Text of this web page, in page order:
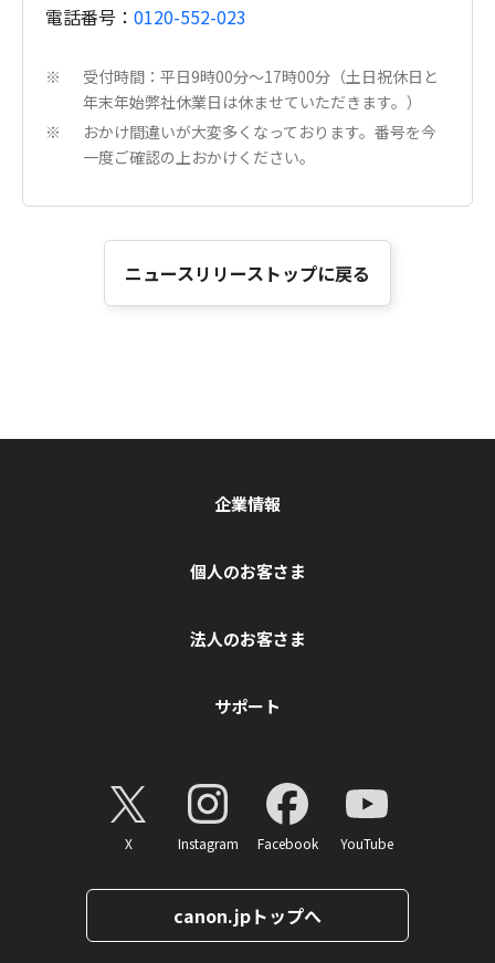
電話番号： 0120-552-023
※
受付時間：平日9時00分～17時00分（土日祝休日と
年末年始弊社休業日は休ませていただきます。）
※
おかけ間違いが大変多くなっております。番号を今
一度ご確認の上おかけください。
ニュースリリーストップに戻る
企業情報
個人のお客さま
法人のお客さま
サポート
X Instagram Facebook YouTube
canon.jpトップへ